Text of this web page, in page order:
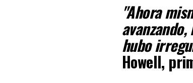
"Ahora
hubo
Howell,